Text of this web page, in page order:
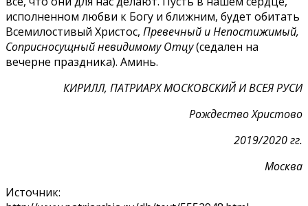
исполненном любви к Богу и ближним, будет обитать
Всемилостивый Христос, Превечный и Непостижимый,
Соприсносущный невидимому Отцу(седален на
вечерне праздника). Аминь.
КИРИЛЛ, ПАТРИАРХ МОСКОВСКИЙ И ВСЕЯ РУСИ
Рождество Христово
2019/2020 гг.
Москва
Источник: